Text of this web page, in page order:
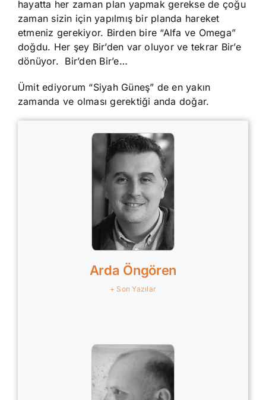
hayatta her zaman plan yapmak gerekse de çoğu
zaman sizin için yapılmış bir planda hareket
etmeniz gerekiyor. Birden bire “Alfa ve Omega”
doğdu. Her şey Bir’den var oluyor ve tekrar Bir’e
dönüyor. Bir’den Bir’e…
Ümit ediyorum “Siyah Güneş” de en yakın
zamanda ve olması gerektiği anda doğar.
Arda Öngören
+ Son Yazılar